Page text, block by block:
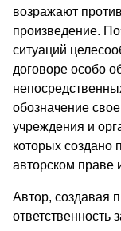
возражают
произведение.
ситуаций
договоре особо
обозначение
учреждения и
которых создано
авторском праве
Автор, создавая
ответственность